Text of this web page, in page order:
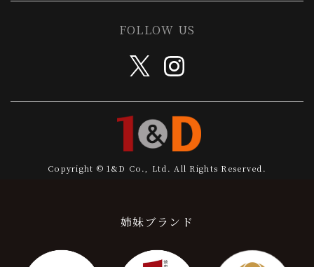
FOLLOW US
Copyright © 1&D Co., Ltd. All Rights Reserved.
姉妹ブランド